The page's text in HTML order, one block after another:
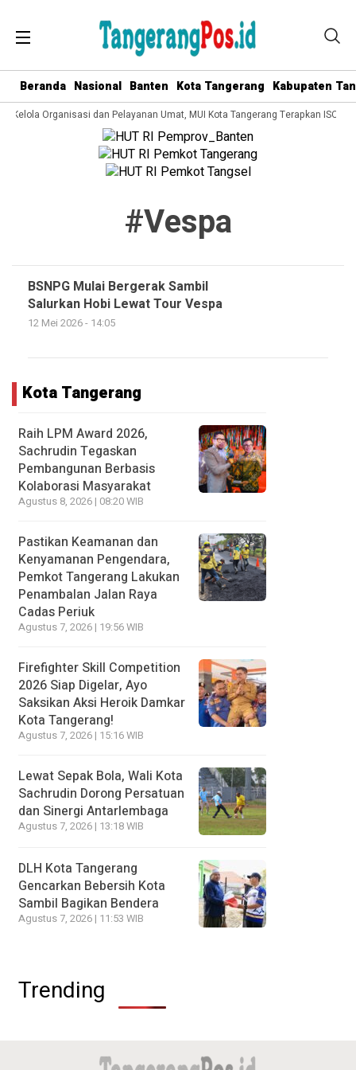
Beranda Nasional Banten Kota Tangerang Kabupaten
Kelola Organisasi dan Pelayanan Umat, MUI Kota Tangerang Terapkan ISO
#vespa
BSNPG Mulai Bergerak Sambil
Salurkan Hobi Lewat Tour Vespa
12 Mei 2026 - 14:05
Kota Tangerang
Raih LPM Award 2026,
Sachrudin Tegaskan
Pembangunan Berbasis
Kolaborasi Masyarakat
Agustus 8, 2026 | 08:20 WIB
Pastikan Keamanan dan
Kenyamanan Pengendara,
Pemkot Tangerang Lakukan
Penambalan Jalan Raya
Cadas Periuk
Agustus 7, 2026 | 19:56 WIB
Firefighter Skill Competition
2026 Siap Digelar, Ayo
Saksikan Aksi Heroik Damkar
Kota Tangerang!
Agustus 7, 2026 | 15:16 WIB
Lewat Sepak Bola, Wali Kota
Sachrudin Dorong Persatuan
dan Sinergi Antarlembaga
Agustus 7, 2026 | 13:18 WIB
DLH Kota Tangerang
Gencarkan Bebersih Kota
Sambil Bagikan Bendera
Agustus 7, 2026 | 11:53 WIB
Trending